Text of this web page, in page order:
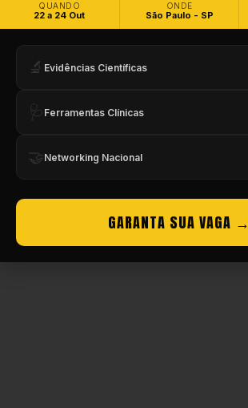
QUANDO
22 a 24 Out
ONDE
São Paulo - SP
🔬 Evidências Científicas
🩺 Ferramentas Clínicas
🤝 Networking Nacional
GARANTA SUA VAGA →